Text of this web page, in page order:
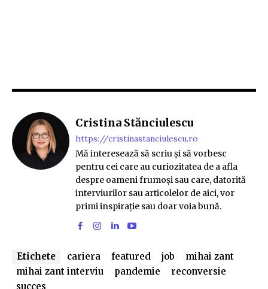
Cristina Stănciulescu
https://cristinastanciulescu.ro
Mă interesează să scriu și să vorbesc
pentru cei care au curiozitatea de a afla
despre oameni frumoși sau care, datorită
interviurilor sau articolelor de aici, vor
primi inspirație sau doar voia bună.
Etichete cariera featured job
mihai zant
mihai zant interviu
pandemie
reconversie
succes